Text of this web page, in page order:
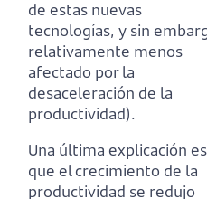
de estas nuevas
tecnologías, y sin
relativamente menos
afectado por la
desaceleración de la
productividad).
Una última explicación es
que el crecimiento de la
productividad se redujo